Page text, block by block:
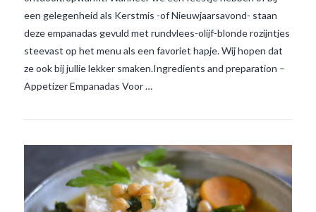
een gelegenheid als Kerstmis -of Nieuwjaarsavond- staan
deze empanadas gevuld met rundvlees-olijf-blonde rozijntjes
steevast op het menu als een favoriet hapje. Wij hopen dat
ze ook bij jullie lekker smaken.Ingredients and preparation –
Appetizer Empanadas Voor …